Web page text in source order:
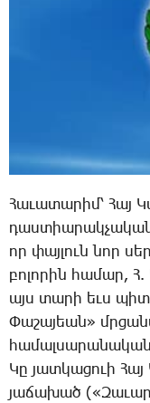
­­Հա­ւա­տա­րիմ՝ ­­Հայ
որ փայ­լուն նոր
բո­լո­րին հա­մար,
այս տա­րի եւս
­­Փա­շա­յեան»
­­Կը յատ­կա­ցո­ւի
յա­ճա­խած